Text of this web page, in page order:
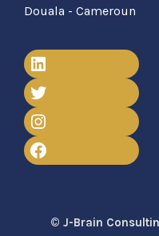
Douala - Cameroun
© J-Brain